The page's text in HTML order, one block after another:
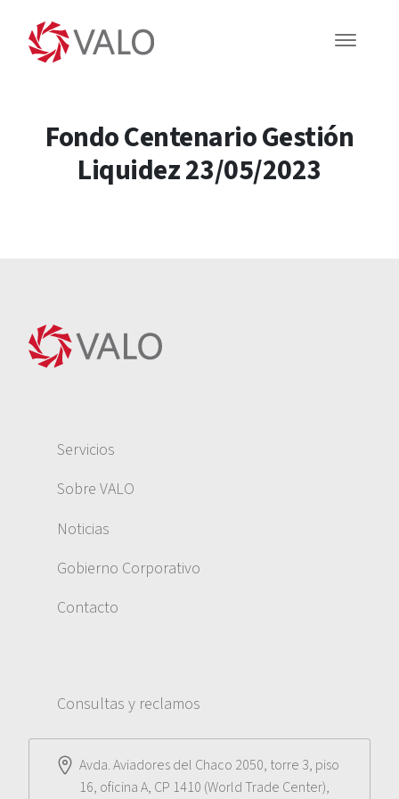
Fondo Centenario Gestión
Liquidez 23/05/2023
Servicios
Sobre VALO
Noticias
Gobierno Corporativo
Contacto
Consultas y reclamos
Avda. Aviadores del Chaco 2050, torre 3, piso
16, oficina A, CP 1410 (World Trade Center),